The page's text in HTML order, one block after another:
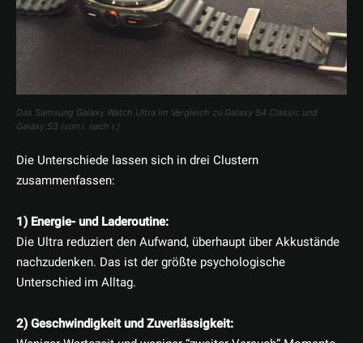
Das Samsung Galaxy Watch Ultra im Vergleich zu Galaxy S4 Classic und
Galaxy S3 (von l. nach r.)
Die Unterschiede lassen sich in drei Clustern
zusammenfassen:
1) Energie- und Laderoutine:
Die Ultra reduziert den Aufwand, überhaupt über Akkustände
nachzudenken. Das ist der größte psychologische
Unterschied im Alltag.
2) Geschwindigkeit und Zuverlässigkeit: